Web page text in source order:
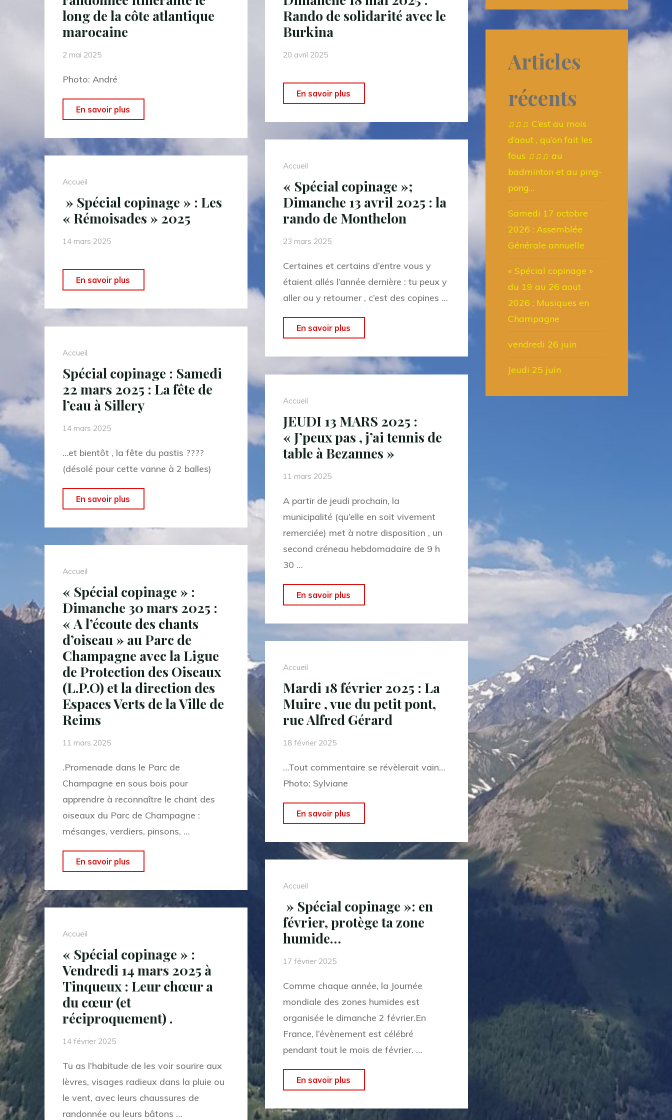
long de la côte atlantique
marocaine
2 mai 2025
Photo: André
En savoir plus
au
30
:
randonnée
long
Rando de solidarité avec le
Burkina
20 avril 2025
En savoir plus
Dimanche
18
:
Rando
de
le
Burkina"
Accueil
« Spécial copinage »;
Dimanche 13 avril 2025 : la
rando de Monthelon
23 mars 2025
Certaines et certains d’entre vous y
étaient allés l’année dernière : tu peux y
aller ou y retourner , c’est des copines …
En savoir plus
Dimanche
13
:
la
rando
Accueil
» Spécial copinage » : Les
« Rémoisades » 2025
14 mars 2025
En savoir plus
copinage »
:
2025"
Accueil
Spécial copinage : Samedi
22 mars 2025 : La fête de
l’eau à Sillery
14 mars 2025
…et bientôt , la fête du pastis ????
(désolé pour cette vanne à 2 balles)
En savoir plus
:
Samedi
2025
:
La
fête
de
l’eau
à
Sillery"
Accueil
JEUDI 13 MARS 2025 :
« J’peux pas , j’ai tennis de
table à Bezannes »
11 mars 2025
A partir de jeudi prochain, la
municipalité (qu’elle en soit vivement
remerciée) met à notre disposition , un
second créneau hebdomadaire de 9 h
30 …
En savoir plus
MARS
2025
pas
,
j’ai
table
Bezannes »"
Accueil
« Spécial copinage » :
Dimanche 30 mars 2025 :
« A l’écoute des chants
d’oiseau » au Parc de
Champagne avec la Ligue
de Protection des Oiseaux
(L.P.O) et la direction des
Espaces Verts de la Ville de
Reims
11 mars 2025
.Promenade dans le Parc de
Champagne en sous bois pour
apprendre à reconnaître le chant des
oiseaux du Parc de Champagne :
mésanges, verdiers, pinsons, …
En savoir plus
:
Dimanche
2025
« A
des
au
Parc
de
Champagne
Accueil
Mardi 18 février 2025 : La
Muire , vue du petit pont,
rue Alfred Gérard
18 février 2025
…Tout commentaire se révèlerait vain…
Photo: Sylviane
En savoir plus
février
2025
Muire
,
pont,
rue
Alfred
Gérard"
Accueil
» Spécial copinage »: en
février, protège ta zone
humide…
17 février 2025
Comme chaque année, la Journée
mondiale des zones humides est
organisée le dimanche 2 février.En
France, l’évènement est célébré
pendant tout le mois de février. …
En savoir plus
copinage »:
Accueil
« Spécial copinage » :
Vendredi 14 mars 2025 à
Tinqueux : Leur chœur a
du cœur (et
réciproquement) .
14 février 2025
Tu as l’habitude de les voir sourire aux
lèvres, visages radieux dans la pluie ou
le vent, avec leurs chaussures de
randonnée ou leurs bâtons …
Articles
récents
♫♫♫ C’est au mois
d’aout , qu’on fait les
fous ♫♫♫ au
badminton et au ping-
pong…
Samedi 17 octobre
2026 : Assemblée
Générale annuelle
« Spécial copinage »
du 19 au 26 aout
2026 ; Musiques en
Champagne
vendredi 26 juin
Jeudi 25 juin